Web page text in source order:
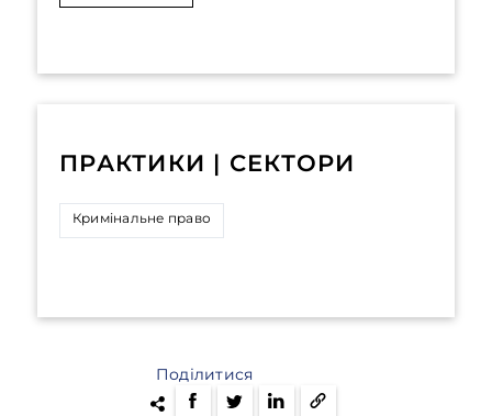
ПРАКТИКИ | СЕКТОРИ
Кримінальне право
Поділитися